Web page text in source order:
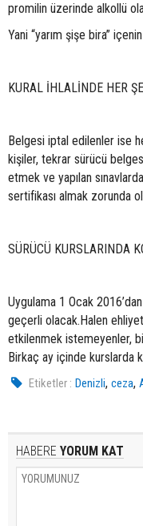
promilin üzerinde alkollü
Yani “yarım şişe bira”
KURAL İHLALİNDE HER
Belgesi iptal edilenler ise
kişiler, tekrar sürücü
etmek ve yapılan
sertifikası almak zorunda
SÜRÜCÜ KURSLARINDA
Uygulama 1 Ocak
geçerli olacak.Halen
etkilenmek istemeyenler,
Birkaç ay içinde kurslarda
Etiketler : Denizli,ceza,
HABERE YORUM KAT